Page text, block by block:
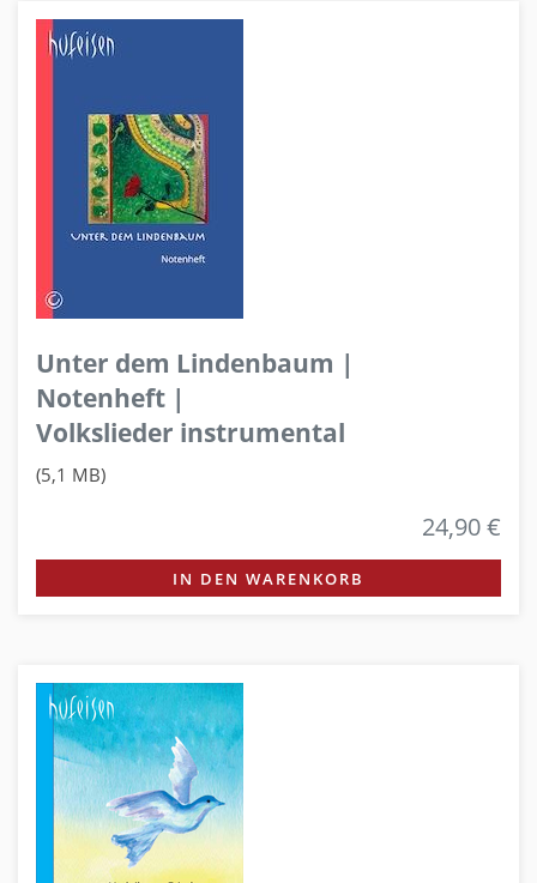
Unter dem Lindenbaum |
Notenheft |
Volkslieder instrumental
(5,1 MB)
24,90 €
IN DEN WARENKORB